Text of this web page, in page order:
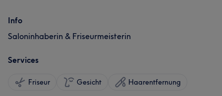
Info
Saloninhaberin & Friseurmeisterin
Services
Friseur Gesicht Haarentfernung